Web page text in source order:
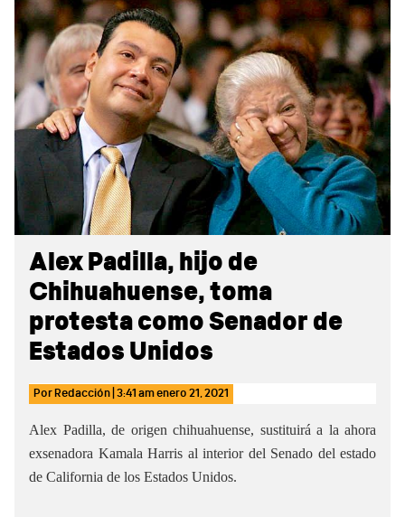
Alex Padilla, hijo de
Chihuahuense, toma
protesta como Senador de
Estados Unidos
PorRedacción 3:41 amenero 21, 2021
Alex Padilla, de origen chihuahuense, sustituirá a la ahora
exsenadora Kamala Harris al interior del Senado del estado
de California de los Estados Unidos.
Sidebar